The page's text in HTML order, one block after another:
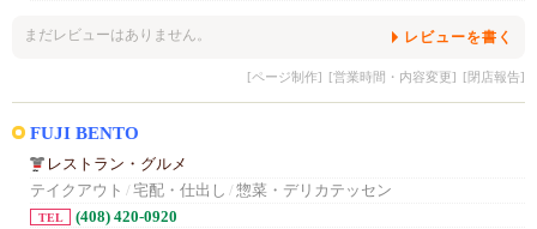
まだレビューはありません。 レビューを書く
[ページ制作] [営業時間・内容変更] [閉店報告]
FUJI BENTO
レストラン・グルメ
テイクアウト / 宅配・仕出し / 惣菜・デリカテッセン
TEL (408) 420-0920